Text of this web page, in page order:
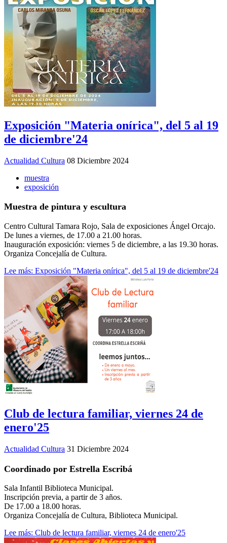
Exposición "Materia onírica", del 5 al 19
de diciembre'24
Actualidad Cultura 08 Diciembre 2024
muestra
exposición
Muestra de pintura y escultura
Centro Cultural Tamara Rojo, Sala de exposiciones Ángel Orcajo.
De lunes a viernes, de 17.00 a 21.00 horas.
Inauguración exposición: viernes 5 de diciembre, a las 19.30 horas.
Organiza Concejalía de Cultura.
Lee más: Exposición "Materia onírica", del 5 al 19 de diciembre'24
Club de lectura familiar, viernes 24 de
enero'25
Actualidad Cultura 31 Diciembre 2024
Coordinado por Estrella Escribá
Sala Infantil Biblioteca Municipal.
Inscripción previa, a partir de 3 años.
De 17.00 a 18.00 horas.
Organiza Concejalía de Cultura, Biblioteca Municipal.
Lee más: Club de lectura familiar, viernes 24 de enero'25